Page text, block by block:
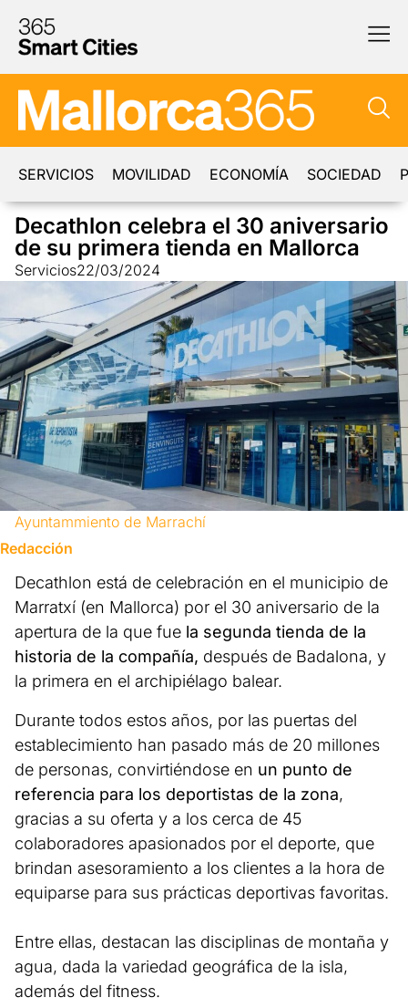
SERVICIOS MOVILIDAD ECONOMÍA SOCIEDAD
Decathlon celebra el 30 aniversario
de su primera tienda en Mallorca
Servicios22/03/2024
Ayuntammiento de Marrachí
Redacción
Decathlon está de celebración en el municipio de
Marratxí (en Mallorca) por el 30 aniversario de la
apertura de la que fue la segunda tienda de la
historia de la compañía, después de Badalona, y
la primera en el archipiélago balear.
Durante todos estos años, por las puertas del
establecimiento han pasado más de 20 millones
de personas, convirtiéndose en un punto de
referencia para los deportistas de la zona,
gracias a su oferta y a los cerca de 45
colaboradores apasionados por el deporte, que
brindan asesoramiento a los clientes a la hora de
equiparse para sus prácticas deportivas favoritas.
Entre ellas, destacan las disciplinas de montaña y
agua, dada la variedad geográfica de la isla,
además del fitness.